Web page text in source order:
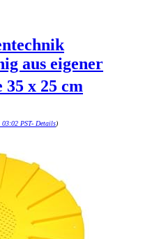
aus eigener
35 x 25 cm
PST- Details)